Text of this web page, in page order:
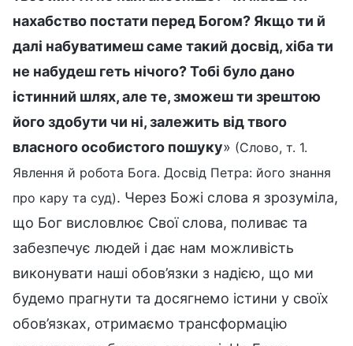
нахабство постати перед Богом? Якщо ти й
далі набуватимеш саме такий досвід, хіба ти
не набудеш геть нічого? Тобі було дано
істинний шлях, але те, зможеш ти зрештою
його здобути чи ні, залежить від твого
власного особистого пошуку» (Слово, т. 1.
Явлення й робота Бога. Досвід Петра: його знання
про кару та суд). Через Божі слова я зрозуміла,
що Бог висловлює Свої слова, поливає та
забезпечує людей і дає нам можливість
виконувати наші обов’язки з надією, що ми
будемо прагнути та досягнемо істини у своїх
обов’язках, отримаємо трансформацію